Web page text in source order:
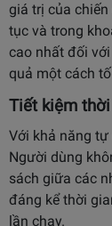
giá trị của
tục và trong
cao nhất đối
quả một cách
Tiết kiệm
Với khả năng
Người dùng
sách giữa các
đáng kể thời
lần chạy.